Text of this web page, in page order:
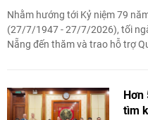
Nhằm hướng tới Kỷ niệm 79
(27/7/1947 - 27/7/2026), tối
Nẵng đến thăm và trao hỗ trợ
tìm